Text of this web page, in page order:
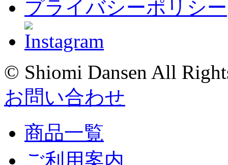
プライバシーポリシー
© Shiomi Dansen All
お問い合わせ
商品一覧
ご利用案内